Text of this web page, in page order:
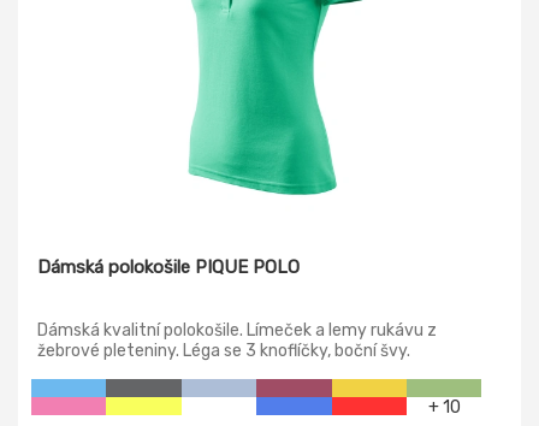
Dámská polokošile PIQUE POLO
Dámská kvalitní polokošile. Límeček a lemy rukávu z
žebrové pleteniny. Léga se 3 knoflíčky, boční švy.
+ 10